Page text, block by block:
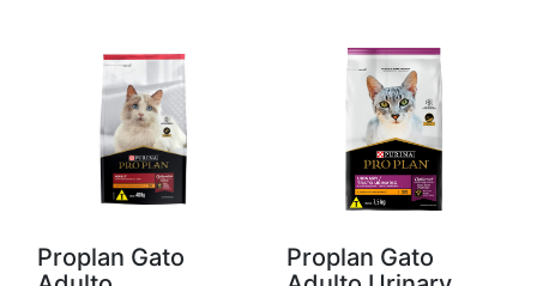
Proplan Gato
Proplan Gato